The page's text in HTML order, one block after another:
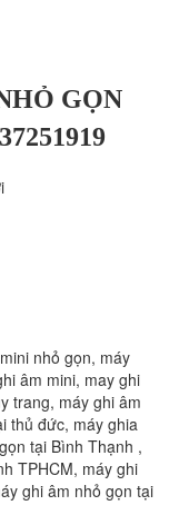
GỌN
nhỏ gọn, máy
âm mini, may ghi
trang, máy ghi âm
thủ đức, máy ghia
tại Bình Thạnh ,
TPHCM, máy ghi
ghi âm nhỏ gọn tại